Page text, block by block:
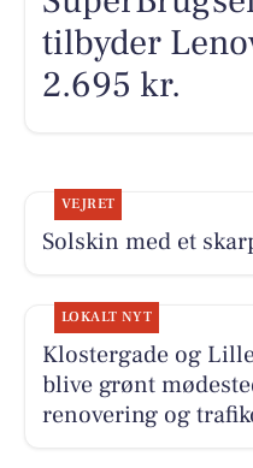
tilbyder
2.695 kr.
VEJRET
Solskin med et
LOKALT NYT
Klostergade og
blive grønt
renovering og